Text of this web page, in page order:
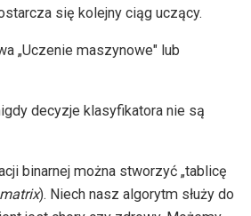
się kolejny ciąg uczący.
„Uczenie maszynowe" lub
decyzje klasyfikatora nie są
binarnej można stworzyć „tablicę
). Niech nasz algorytm służy do